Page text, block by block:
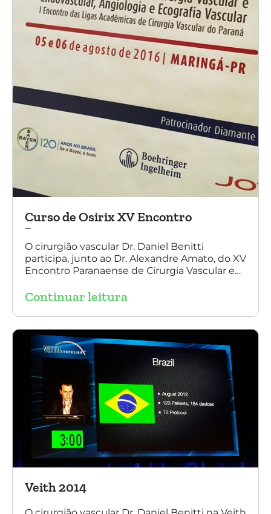
Curso de Osirix XV Encontro
Paranaense
O cirurgião vascular Dr. Daniel Benitti
participa, junto ao Dr. Alexandre Amato, do XV
Encontro Paranaense de Cirurgia Vascular e
Continuar leitura
Veith 2014